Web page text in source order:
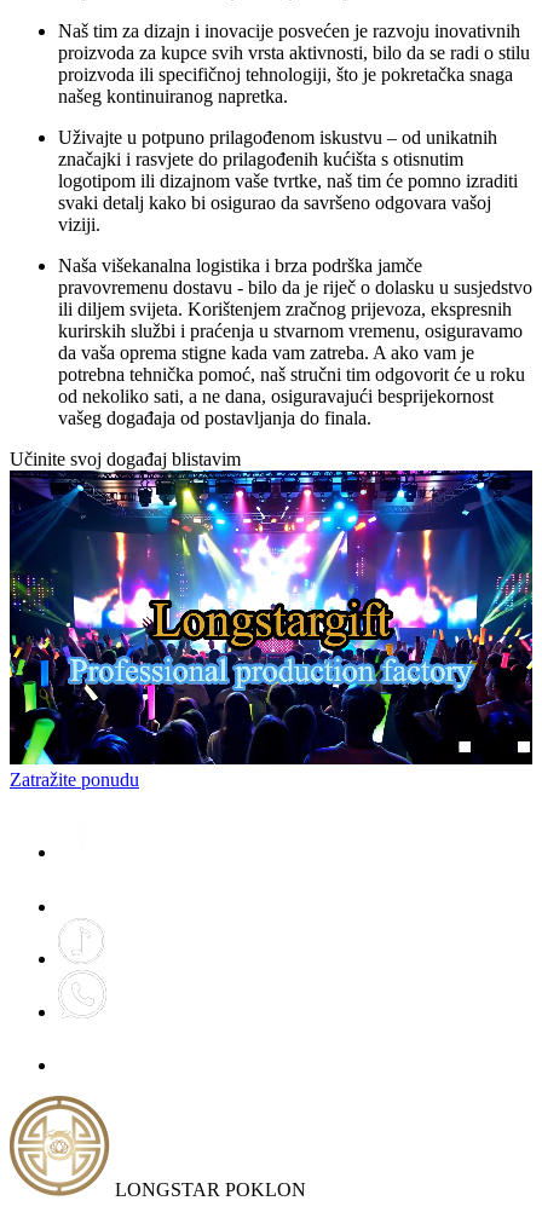
Naš tim za dizajn i inovacije posvećen je razvoju inovativnih
proizvoda za kupce svih vrsta aktivnosti, bilo da se radi o stilu
proizvoda ili specifičnoj tehnologiji, što je pokretačka snaga
našeg kontinuiranog napretka.
Uživajte u potpuno prilagođenom iskustvu – od unikatnih
značajki i rasvjete do prilagođenih kućišta s otisnutim
logotipom ili dizajnom vaše tvrtke, naš tim će pomno izraditi
svaki detalj kako bi osigurao da savršeno odgovara vašoj
viziji.
Naša višekanalna logistika i brza podrška jamče
pravovremenu dostavu - bilo da je riječ o dolasku u susjedstvo
ili diljem svijeta. Korištenjem zračnog prijevoza, ekspresnih
kurirskih službi i praćenja u stvarnom vremenu, osiguravamo
da vaša oprema stigne kada vam zatreba. A ako vam je
potrebna tehnička pomoć, naš stručni tim odgovorit će u roku
od nekoliko sati, a ne dana, osiguravajući besprijekornost
vašeg događaja od postavljanja do finala.
Učinite svoj događaj blistavim
Zatražite ponudu
LONGSTAR POKLON